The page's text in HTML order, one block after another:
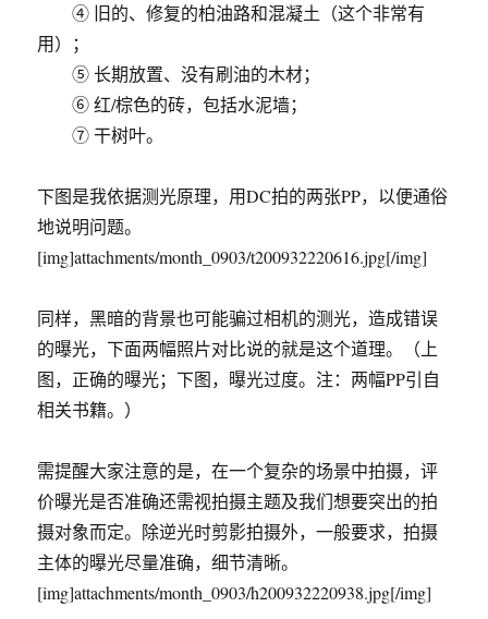
④ 旧的、修复的柏油路和混凝土（这个非常有
用）；
⑤ 长期放置、没有刷油的木材；
⑥ 红/棕色的砖，包括水泥墙；
⑦ 干树叶。
下图是我依据测光原理，用DC拍的两张PP，以便通俗
地说明问题。
[img]attachments/month_0903/t200932220616.jpg[/img]
同样，黑暗的背景也可能骗过相机的测光，造成错误
的曝光，下面两幅照片对比说的就是这个道理。（上
图，正确的曝光；下图，曝光过度。注：两幅PP引自
相关书籍。）
需提醒大家注意的是，在一个复杂的场景中拍摄，评
价曝光是否准确还需视拍摄主题及我们想要突出的拍
摄对象而定。除逆光时剪影拍摄外，一般要求，拍摄
主体的曝光尽量准确，细节清晰。
[img]attachments/month_0903/h200932220938.jpg[/img]